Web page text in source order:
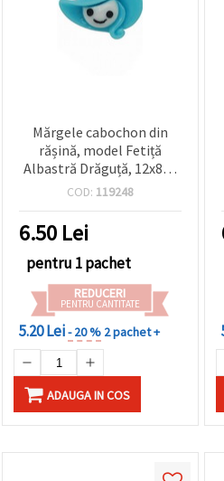
Mărgele cabochon din
rășină, model Fetiță
Albastră Drăguță, 12x8x5
mm – Set de 20 bucăți
și proiecte creative
COD: 119248
6.50 Lei
pentru 1 pachet
REDUCERI
PENTRU CANTITATE
5.20 Lei- 20 % 2 pachet +
ADAUGA IN COS